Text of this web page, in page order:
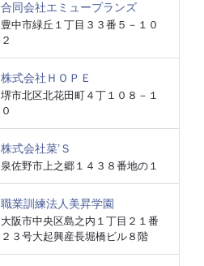
合同会社エミュープランズ
豊中市緑丘１丁目３３番５－１０
２
株式会社ＨＯＰＥ
堺市北区北花田町４丁１０８－１
０
株式会社菜’Ｓ
泉佐野市上之郷１４３８番地の１
職業訓練法人美昇学園
大阪市中央区島之内１丁目２１番
２３号大起興産長堀橋ビル８階